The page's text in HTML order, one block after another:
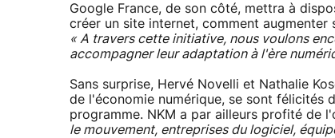
Google France, de son côté, mettra à
créer un site internet, comment
« A travers cette initiative, nous voulons
accompagner leur adaptation à l'ère
Sans surprise, Hervé Novelli et Nathalie
de l'économie numérique, se sont félicités
programme. NKM a par ailleurs profité de
le mouvement, entreprises du logiciel,